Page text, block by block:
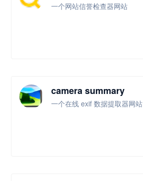
一个网站信誉检查器网站
camera summary
一个在线 exif 数据提取器网站